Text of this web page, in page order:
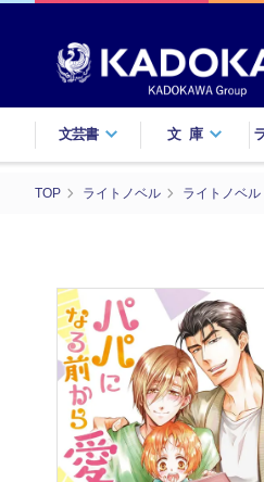
文芸書 文庫
TOP ライトノベル ライトノベル